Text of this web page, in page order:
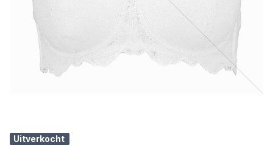
Uitverkocht